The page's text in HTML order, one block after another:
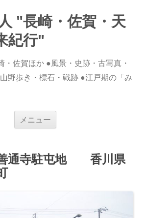
"長崎・佐賀・天
紀行"
・佐賀ほか ●風景・史跡・古写真・
野歩き・標石・戦跡 ●江戸期の「み
メニュー
ス
キ
通寺駐屯地 香川県